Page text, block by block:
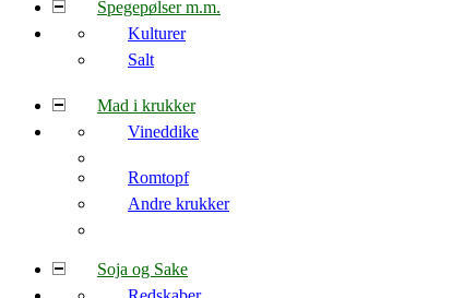
Spegepølser m.m.
Kulturer
Salt
Mad i krukker
Vineddike
Romtopf
Andre krukker
Soja og Sake